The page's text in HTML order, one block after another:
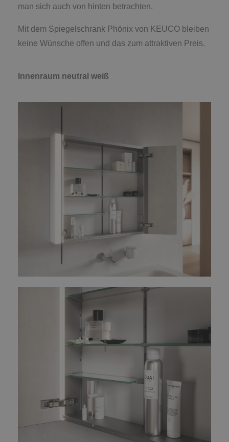
man sich auch von hinten betrachten.
Mit dem Spiegelschrank Phönix von KEUCO bleiben
keine Wünsche offen und das zum attraktiven Preis.
Innenraum neutral weiß